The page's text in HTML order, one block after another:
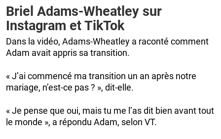
Briel Adams-Wheatley sur
Instagram et TikTok
Dans la vidéo, Adams-Wheatley a raconté comment
Adam avait appris sa transition.
« J’ai commencé ma transition un an après notre
mariage, n’est-ce pas ? », dit-elle.
« Je pense que oui, mais tu me l’as dit bien avant tout
le monde », a répondu Adam, selon VT.